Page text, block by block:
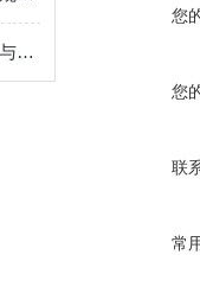
液压支架立柱防尘罩结构设计与密封防护原理
您
您
联
常